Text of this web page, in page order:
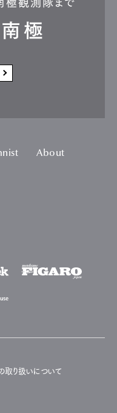
極観測隊まで
極
About
り扱いについて